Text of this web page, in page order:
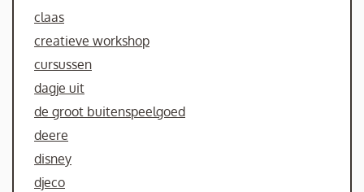
claas
creatieve workshop
cursussen
dagje uit
de groot buitenspeelgoed
deere
disney
djeco